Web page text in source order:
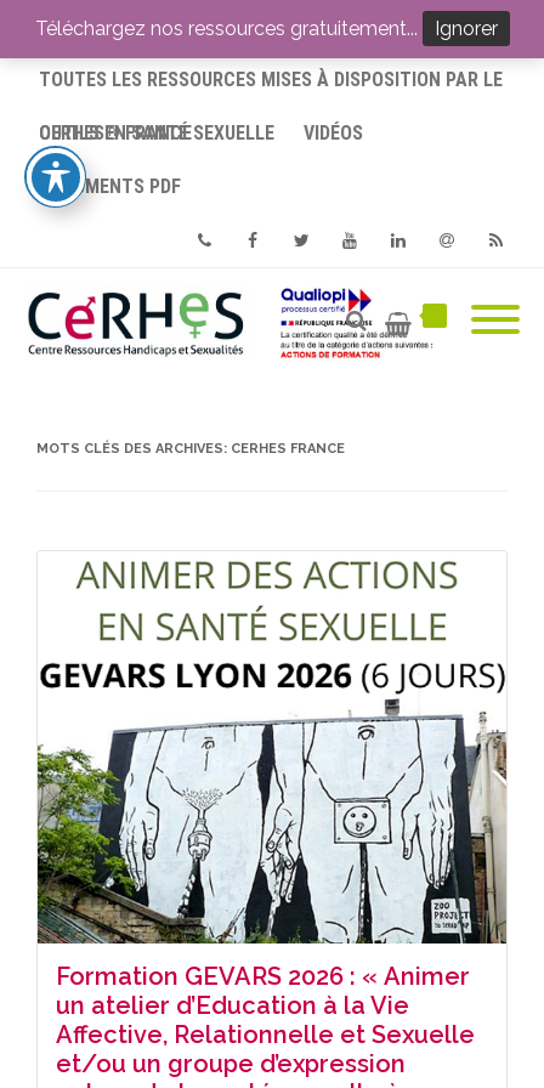
ACCUEIL
TOUTES LES RESSOURCES MISES À DISPOSITION PAR LE
CERHES® FRANCE
OUTILS EN SANTÉ SEXUELLE VIDÉOS
DOCUMENTS PDF
PhoneFacebookTwitterYoutube
MOTS CLÉS DES ARCHIVES: CERHES FRANCE
Formation GEVARS 2026 : « Animer
un atelier d’Education à la Vie
Affective, Relationnelle et Sexuelle
et/ou un groupe d’expression
Téléchargez nos ressources gratuitement... Ignorer